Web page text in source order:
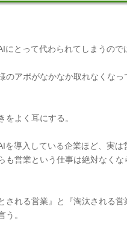
とって代わられてしまうので
アポがなかなか取れなくなっ
よく耳にする。
導入している企業ほど、実は
も営業という仕事は絶対なくな
れる営業』と『淘汰される営
う。